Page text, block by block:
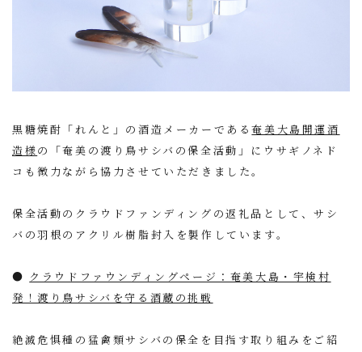
黒糖焼酎「れんと」の酒造メーカーである奄美大島開運酒
造様の「奄美の渡り鳥サシバの保全活動」にウサギノネド
コも微力ながら協力させていただきました。
保全活動のクラウドファンディングの返礼品として、サシ
バの羽根のアクリル樹脂封入を製作しています。
● クラウドファウンディングページ：奄美大島・宇検村
発！渡り鳥サシバを守る酒蔵の挑戦
絶滅危惧種の猛禽類サシバの保全を目指す取り組みをご紹